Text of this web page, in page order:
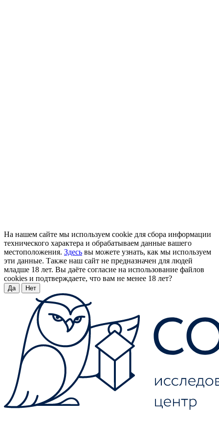
На нашем сайте мы используем cookie для сбора информации
технического характера и обрабатываем данные вашего
местоположения. Здесь вы можете узнать, как мы используем
эти данные. Также наш сайт не предназначен для людей
младше 18 лет. Вы даёте согласие на использование файлов
cookies и подтверждаете, что вам не менее 18 лет?
Да Нет